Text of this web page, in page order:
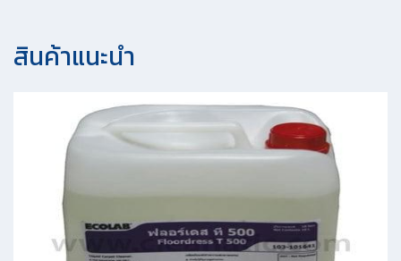
สินค้าแนะนํา